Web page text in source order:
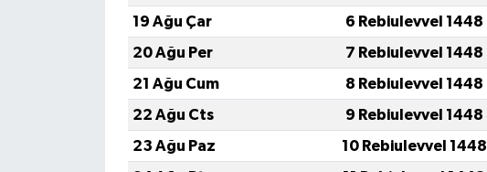
19 Ağu Çar
6 Rebiulevvel 1448
20 Ağu Per
7 Rebiulevvel 1448
21 Ağu Cum
8 Rebiulevvel 1448
22 Ağu Cts
9 Rebiulevvel 1448
23 Ağu Paz
10 Rebiulevvel 1448